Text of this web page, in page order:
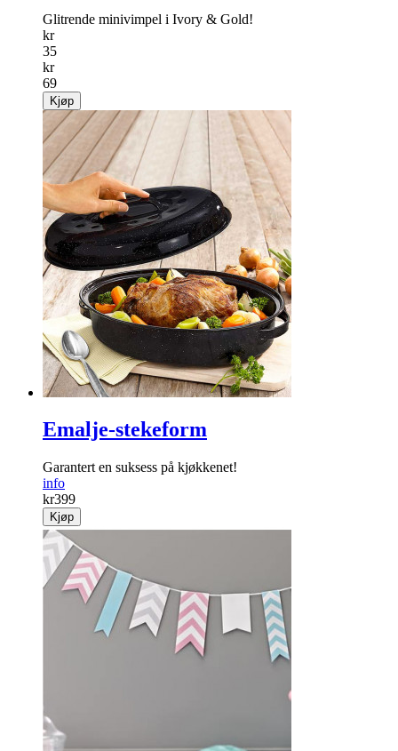
Glitrende minivimpel i Ivory & Gold!
kr
35
kr
69
Kjøp
Emalje-stekeform
Garantert en suksess på kjøkkenet!
info
kr399
Kjøp